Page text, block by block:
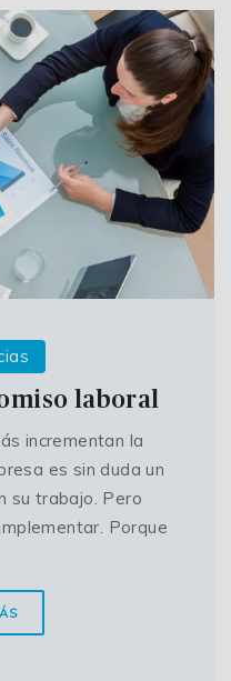
laboral
incrementan la
es sin duda un
su trabajo. Pero
Porque